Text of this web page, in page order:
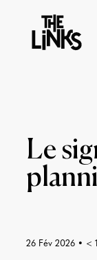
Le
26 Fév 2026• < 1